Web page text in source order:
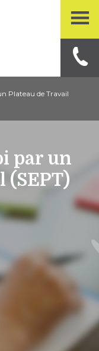
Plateau de Travail
par un
(SEPT)